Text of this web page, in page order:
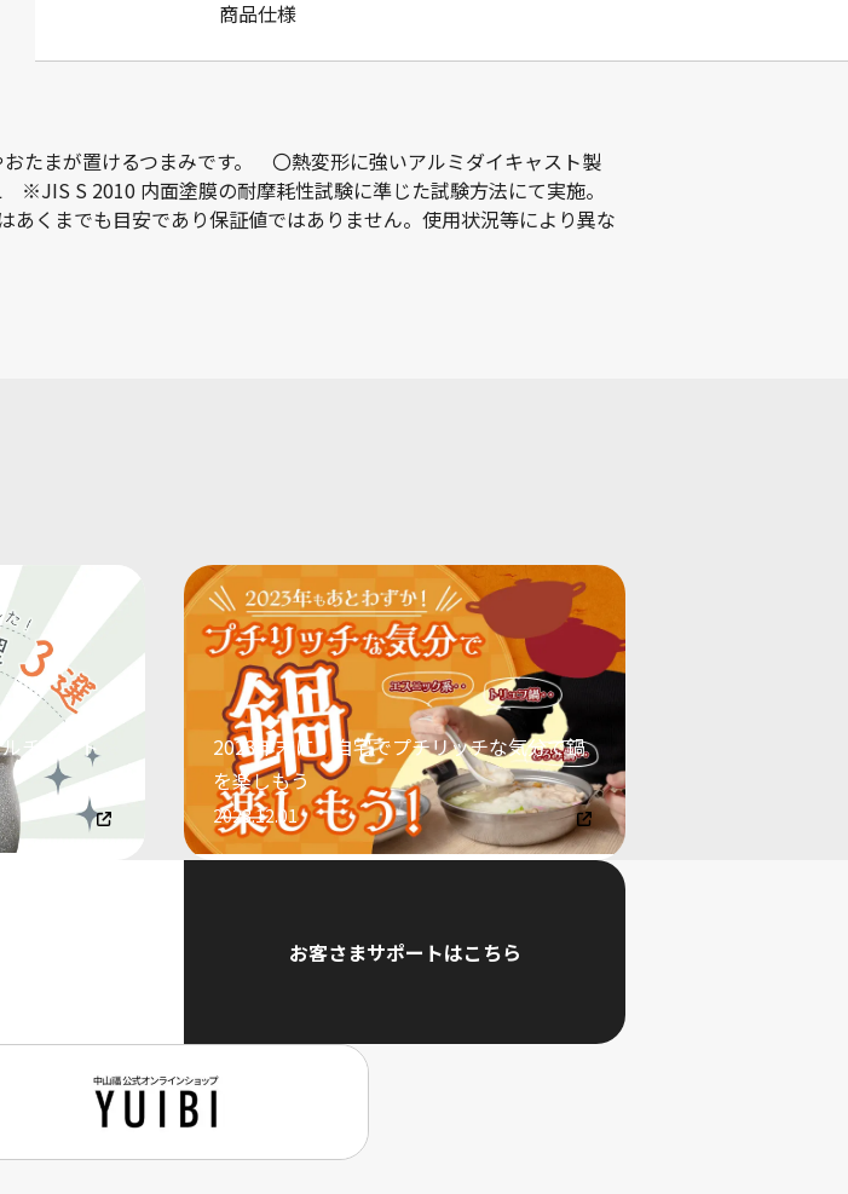
商品仕様
たまが置けるつまみです。 〇熱変形に強いアルミダイキャスト製
S 2010 内面塗膜の耐摩耗性試験に準じた試験方法にて実施。
くまでも目安であり保証値ではありません。使用状況等により異な
チポット
2023年末に！自宅でプチリッチな気分で鍋
を楽しもう
2023.12.01
お客さまサポートはこちら